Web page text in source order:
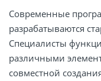
Современные
разрабатываются
Специалисты
различными
совместной